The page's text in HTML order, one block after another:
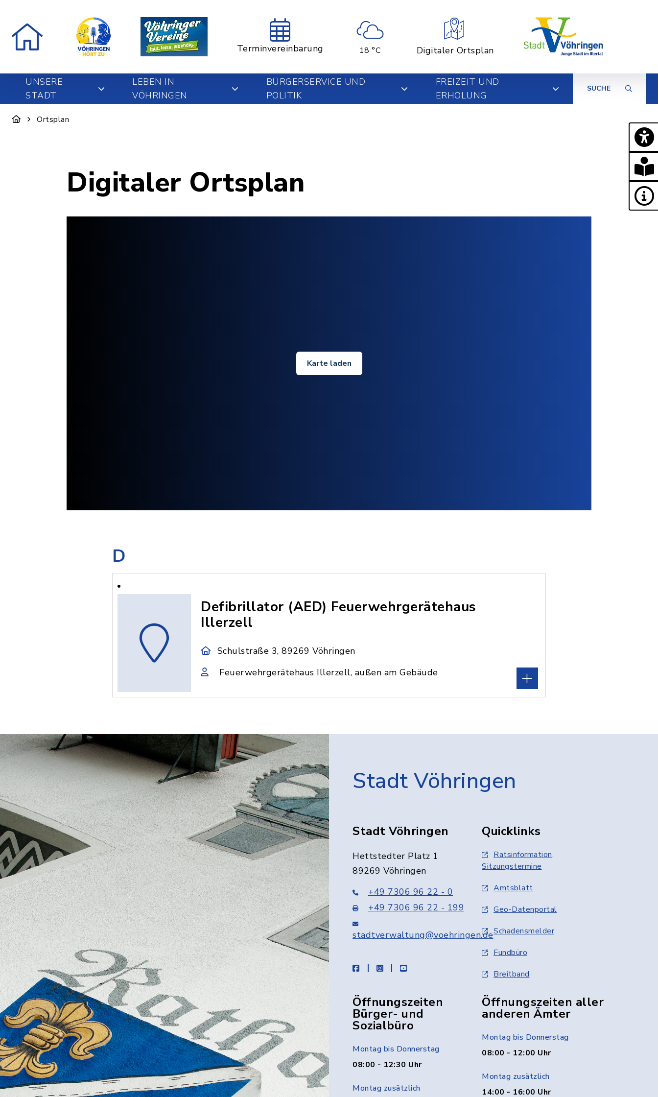
Terminvereinbarung 18 °C Digitaler Ortsplan
UNSERE
STADT
LEBEN IN
VÖHRINGEN
BÜRGERSERVICE UND
POLITIK
FREIZEIT UND
ERHOLUNG
SUCHE
Ortsplan
Digitaler Ortsplan
Karte laden
D
Defibrillator (AED) Feuerwehrgerätehaus
Illerzell
Schulstraße 3, 89269 Vöhringen
Feuerwehrgerätehaus Illerzell, außen am Gebäude
Stadt Vöhringen
Stadt Vöhringen
Hettstedter Platz 1
89269 Vöhringen
+49 7306 96 22 - 0
+49 7306 96 22 - 199
stadtverwaltung@voehringen.de
facebookinstagramyoutube
Quicklinks
Ratsinformation,
Sitzungstermine
Amtsblatt
Geo-Datenportal
Schadensmelder
Fundbüro
Breitband
Öffnungszeiten
Bürger- und
Sozialbüro
Montag bis Donnerstag
08:00 - 12:30 Uhr
Montag zusätzlich
Öffnungszeiten aller
anderen Ämter
Montag bis Donnerstag
08:00 - 12:00 Uhr
Montag zusätzlich
14:00 - 16:00 Uhr